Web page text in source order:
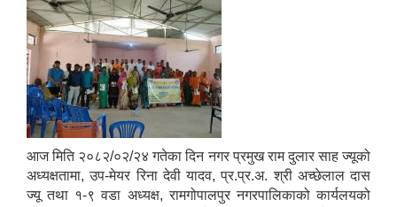
आज मिति २०८२/०२/२४ गतेका दिन नगर प्रमुख राम दुलार साह ज्यूको
अध्यक्षतामा, उप-मेयर रिना देवी यादव, प्र.प्र.अ. श्री अच्छेलाल दास
ज्यू तथा १-९ वडा अध्यक्ष, रामगोपालपुर नगरपालिकाको कार्यलयको